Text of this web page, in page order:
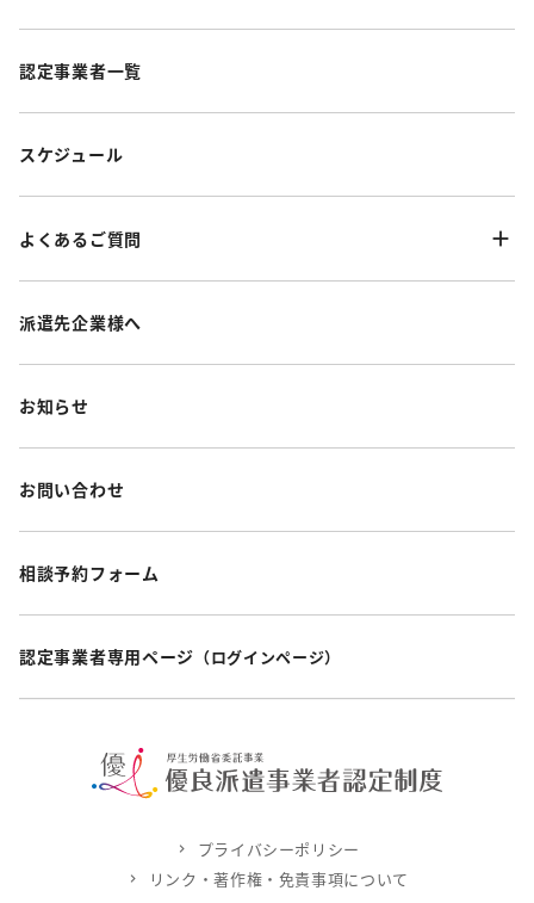
認定事業者一覧
スケジュール
よくあるご質問
派遣先企業様へ
お知らせ
お問い合わせ
相談予約フォーム
認定事業者専用ページ （ログインページ）
プライバシーポリシー
リンク・著作権・免責事項について